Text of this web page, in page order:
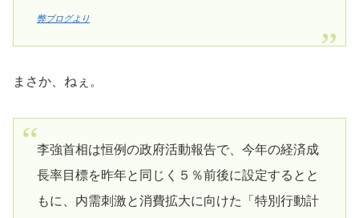
弊ブログより
まさか、ねぇ。
李強首相は恒例の政府活動報告で、今年の経済成
長率目標を昨年と同じく５％前後に設定するとと
もに、内需刺激と消費拡大に向けた「特別行動計